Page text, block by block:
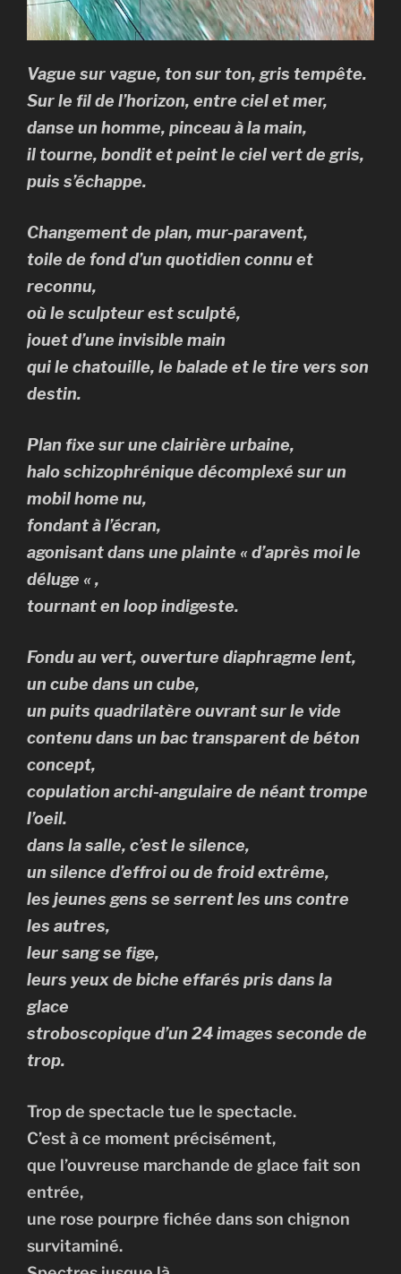
Vague sur vague, ton sur ton, gris tempête.
Sur le fil de l’horizon, entre ciel et mer,
danse un homme, pinceau à la main,
il tourne, bondit et peint le ciel vert de gris,
puis s’échappe.
Changement de plan, mur-paravent,
toile de fond d’un quotidien connu et
reconnu,
où le sculpteur est sculpté,
jouet d’une invisible main
qui le chatouille, le balade et le tire vers son
destin.
Plan fixe sur une clairière urbaine,
halo schizophrénique décomplexé sur un
mobil home nu,
fondant à l’écran,
agonisant dans une plainte « d’après moi le
déluge « ,
tournant en loop indigeste.
Fondu au vert, ouverture diaphragme lent,
un cube dans un cube,
un puits quadrilatère ouvrant sur le vide
contenu dans un bac transparent de béton
concept,
copulation archi-angulaire de néant trompe
l’oeil.
dans la salle, c’est le silence,
un silence d’effroi ou de froid extrême,
les jeunes gens se serrent les uns contre
les autres,
leur sang se fige,
leurs yeux de biche effarés pris dans la
glace
stroboscopique d’un 24 images seconde de
trop.
Trop de spectacle tue le spectacle.
C’est à ce moment précisément,
que l’ouvreuse marchande de glace fait son
entrée,
une rose pourpre fichée dans son chignon
survitaminé.